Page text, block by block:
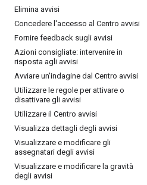
Elimina avvisi
Concedere l'accesso al Centro avvisi
Fornire feedback sugli avvisi
Azioni consigliate: intervenire in
risposta agli avvisi
Avviare un'indagine dal Centro avvisi
Utilizzare le regole per attivare o
disattivare gli avvisi
Utilizzare il Centro avvisi
Visualizza dettagli degli avvisi
Visualizzare e modificare gli
assegnatari degli avvisi
Visualizzare e modificare la gravità
degli avvisi